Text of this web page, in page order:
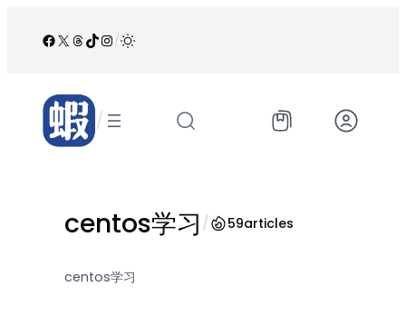
Facebook
X Threads
TikTok
Instagram
/
/
centos学习 / 59articles
centos学习